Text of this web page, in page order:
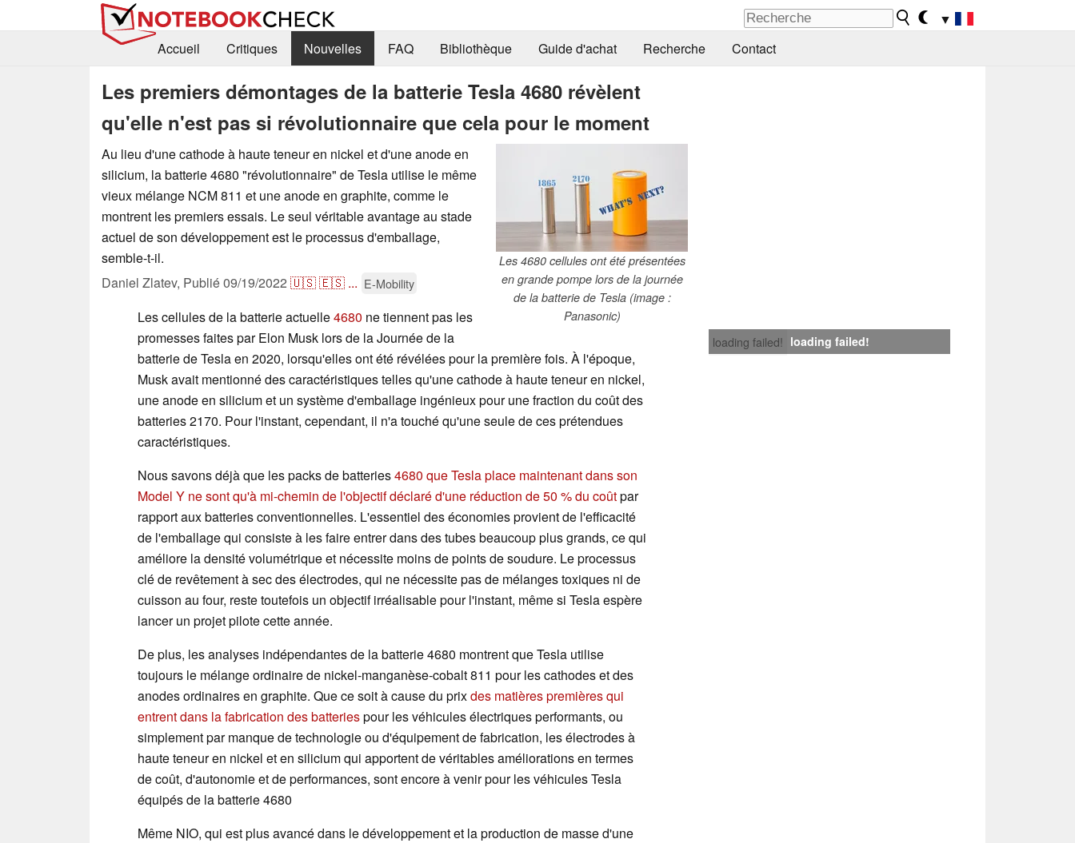
▼
Accueil
Critiques Nouvelles FAQ Bibliothèque Guide d'achat Recherche Contact
Les premiers démontages de la batterie Tesla 4680 révèlent
qu'elle n'est pas si révolutionnaire que cela pour le moment
Les 4680 cellules ont été présentées
en grande pompe lors de la journée
de la batterie de Tesla (image :
Panasonic)
Au lieu d'une cathode à haute teneur en nickel et d'une anode en
silicium, la batterie 4680 "révolutionnaire" de Tesla utilise le même
vieux mélange NCM 811 et une anode en graphite, comme le
montrent les premiers essais. Le seul véritable avantage au stade
actuel de son développement est le processus d'emballage,
semble-t-il.
Daniel Zlatev, Publié09/19/2022 🇺🇸🇪🇸 ... E-Mobility
loading failed! loading failed!
Les cellules de la batterie actuelle4680 ne tiennent pas les
promesses faites par Elon Musk lors de la Journée de la
batterie de Tesla en 2020, lorsqu'elles ont été révélées pour la première fois. À l'époque,
Musk avait mentionné des caractéristiques telles qu'une cathode à haute teneur en nickel,
une anode en silicium et un système d'emballage ingénieux pour une fraction du coût des
batteries 2170. Pour l'instant, cependant, il n'a touché qu'une seule de ces prétendues
caractéristiques.
Nous savons déjà que les packs de batteries4680 que Tesla place maintenant dans son
Model Y ne sont qu'à mi-chemin de l'objectif déclaré d'une réduction de 50 % du coûtpar
rapport aux batteries conventionnelles. L'essentiel des économies provient de l'efficacité
de l'emballage qui consiste à les faire entrer dans des tubes beaucoup plus grands, ce qui
améliore la densité volumétrique et nécessite moins de points de soudure. Le processus
clé de revêtement à sec des électrodes, qui ne nécessite pas de mélanges toxiques ni de
cuisson au four, reste toutefois un objectif irréalisable pour l'instant, même si Tesla espère
lancer un projet pilote cette année.
De plus, les analyses indépendantes de la batterie 4680 montrent que Tesla utilise
toujours le mélange ordinaire de nickel-manganèse-cobalt 811 pour les cathodes et des
anodes ordinaires en graphite. Que ce soit à cause du prixdes matières premières qui
entrent dans la fabrication des batteriespour les véhicules électriques performants, ou
simplement par manque de technologie ou d'équipement de fabrication, les électrodes à
haute teneur en nickel et en silicium qui apportent de véritables améliorations en termes
de coût, d'autonomie et de performances, sont encore à venir pour les véhicules Tesla
équipés de la batterie 4680
Même NIO, qui est plus avancé dans le développement et la production de masse d'une